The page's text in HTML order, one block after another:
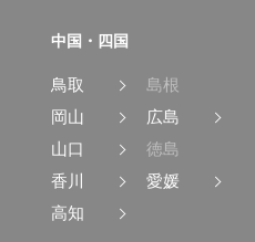
中国・四国
鳥取
島根
岡山
広島
山口
徳島
香川
愛媛
高知